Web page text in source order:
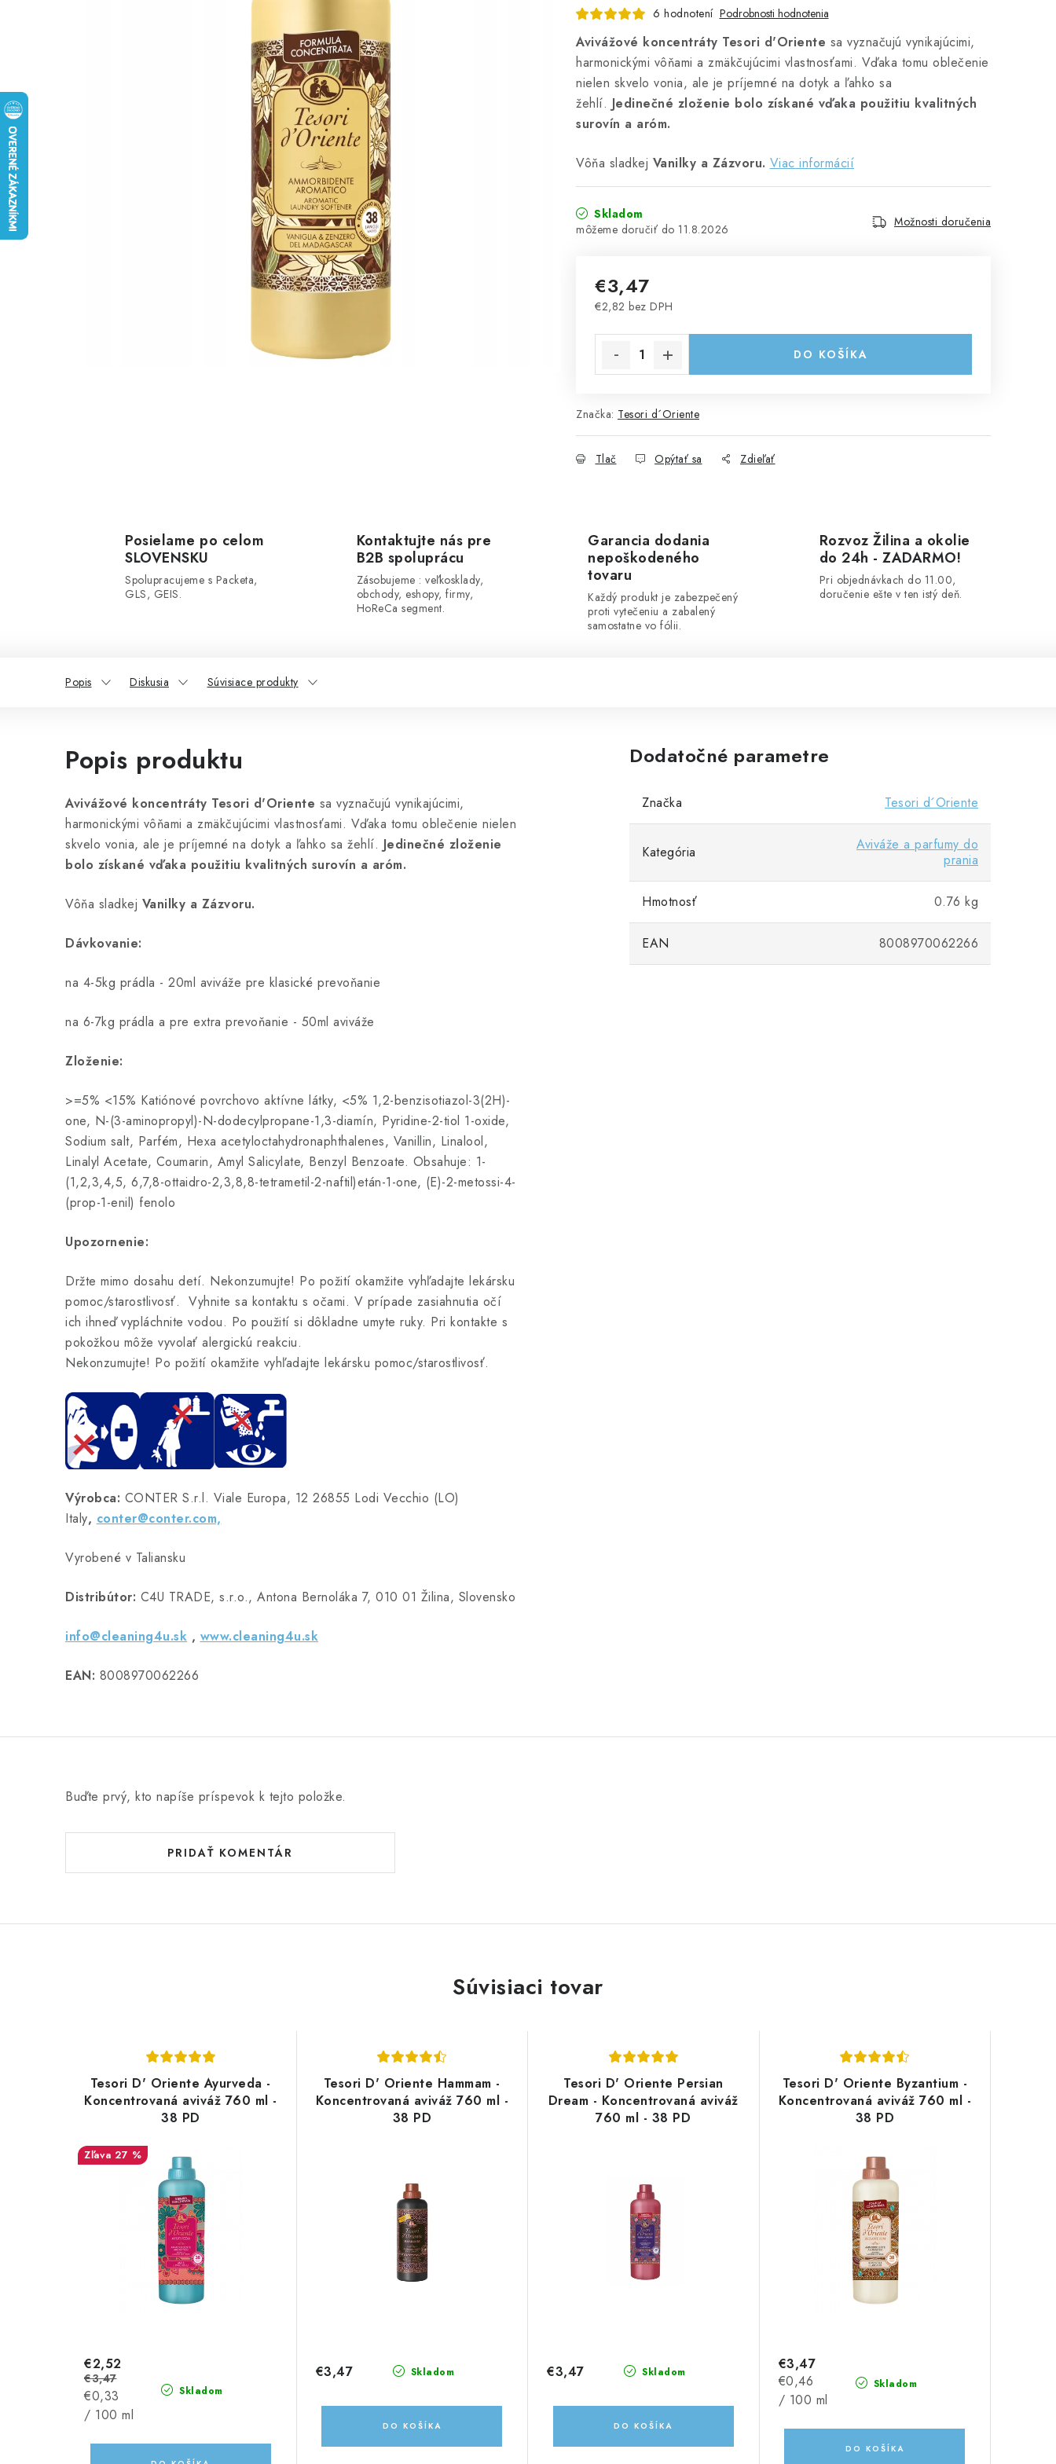
6 hodnotení Podrobnosti hodnotenia
Avivážové koncentráty Tesori d'Oriente sa vyznačujú vynikajúcimi,
harmonickými vôňami a zmäkčujúcimi vlastnosťami. Vďaka tomu oblečenie
nielen skvelo vonia, ale je príjemné na dotyk a ľahko sa
žehlí. Jedinečné zloženie bolo získané vďaka použitiu kvalitných
surovín a aróm.
Vôňa sladkej Vanilky a Zázvoru. Viac informácií
Skladom
11.8.2026
Možnosti doručenia
€3,47
€2,82 bez DPH
DO KOŠÍKA
Značka: Tesori d´Oriente
Tlač Opýtať sa Zdieľať
Posielame po celom
SLOVENSKU
Spolupracujeme s Packeta,
GLS, GEIS.
Kontaktujte nás pre
B2B spoluprácu
Zásobujeme : veľkosklady,
obchody, eshopy, firmy,
HoReCa segment.
Garancia dodania
nepoškodeného
tovaru
Každý produkt je zabezpečený
proti vytečeniu a zabalený
samostatne vo fólii.
Rozvoz Žilina a okolie
do 24h - ZADARMO!
Pri objednávkach do 11.00,
doručenie ešte v ten istý deň.
Popis Diskusia Súvisiace produkty
Popis produktu
Avivážové koncentráty Tesori d'Oriente sa vyznačujú vynikajúcimi,
harmonickými vôňami a zmäkčujúcimi vlastnosťami. Vďaka tomu oblečenie nielen
skvelo vonia, ale je príjemné na dotyk a ľahko sa žehlí. Jedinečné zloženie
bolo získané vďaka použitiu kvalitných surovín a aróm.
Vôňa sladkej Vanilky a Zázvoru.
Dávkovanie:
na 4-5kg prádla - 20ml aviváže pre klasické prevoňanie
na 6-7kg prádla a pre extra prevoňanie - 50ml aviváže
Zloženie:
>=5% <15% Katiónové povrchovo aktívne látky, <5% 1,2-benzisotiazol-3(2H)-
one, N-(3-aminopropyl)-N-dodecylpropane-1,3-diamín, Pyridine-2-tiol 1-oxide,
Sodium salt, Parfém, Hexa acetyloctahydronaphthalenes, Vanillin, Linalool,
Linalyl Acetate, Coumarin, Amyl Salicylate, Benzyl Benzoate. Obsahuje: 1-
(1,2,3,4,5, 6,7,8-ottaidro-2,3,8,8-tetrametil-2-naftil)etán-1-one, (E)-2-metossi-4-
(prop-1-enil) fenolo
Upozornenie:
Držte mimo dosahu detí. Nekonzumujte! Po požití okamžite vyhľadajte lekársku
pomoc/starostlivosť. Vyhnite sa kontaktu s očami. V prípade zasiahnutia očí
ich ihneď vypláchnite vodou. Po použití si dôkladne umyte ruky. Pri kontakte s
pokožkou môže vyvolať alergickú reakciu.
Nekonzumujte! Po požití okamžite vyhľadajte lekársku pomoc/starostlivosť.
Výrobca: CONTER S.r.l. Viale Europa, 12 26855 Lodi Vecchio (LO)
Italy, conter@conter.com,
Vyrobené v Taliansku
Distribútor: C4U TRADE, s.r.o., Antona Bernoláka 7, 010 01 Žilina, Slovensko
info@cleaning4u.sk , www.cleaning4u.sk
EAN: 8008970062266
Dodatočné parametre
Značka Tesori d´Oriente
Kategória
Aviváže a parfumy do
prania
Hmotnosť 0.76 kg
EAN 8008970062266
Buďte prvý, kto napíše príspevok k tejto položke.
PRIDAŤ KOMENTÁR
Súvisiaci tovar
Tesori D' Oriente Ayurveda -
Koncentrovaná aviváž 760 ml -
38 PD
27 %
Skladom
€2,52
€3,47
Jednotková
cena:
€0,33
/ 100 ml
Tesori D' Oriente Hammam -
Koncentrovaná aviváž 760 ml -
38 PD
Skladom
€3,47
DO KOŠÍKA
Tesori D' Oriente Persian
Dream - Koncentrovaná aviváž
760 ml - 38 PD
Skladom
€3,47
DO KOŠÍKA
Tesori D' Oriente Byzantium -
Koncentrovaná aviváž 760 ml -
38 PD
Skladom
€3,47
Jednotková
cena:
€0,46
/ 100 ml
DO KOŠÍKA